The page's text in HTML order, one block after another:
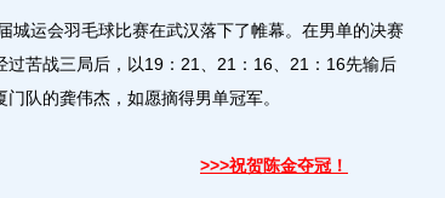
运会羽毛球比赛在武汉落下了帷幕。在男单的决赛
过苦战三局后，以19：21、21：16、21：16先输后
队的龚伟杰，如愿摘得男单冠军。
>>>祝贺陈金夺冠！